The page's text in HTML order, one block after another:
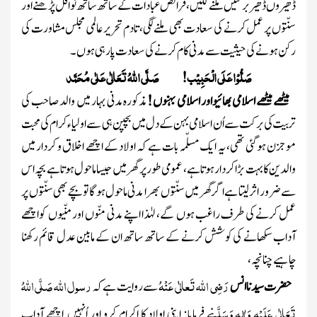
ڈھیروں ڈھیر برکتیں ملنے لگیں ، فرائض عبادات کے ساتھ ساتھ نوافل پڑھنے اور
سنّتوں پر عمل کرنے کی سعادت بھی ملنے لگی، تادم تحریر عالمی مجلس مشاورت کی
رکن ہونے کی حیثیت سے مدنی کام کرنے کی سعادت پا رہی ہوں۔
صَلُّوْا عَلَی الْحَبِیْب! صَلَّی اللہُ تَعَالٰی عَلٰی مُحَمَّد
میٹھے میٹھے اسلامی بھائیواور اسلامی بہنوں !مذکورہ مدنی بہار میں والد صاحب کی
تربیت کی برکت سے اُن اسلامی بہن کے دل میں بچپن ہی سے اولیا ءکرام کی محبت
موجزن ہو گئی تھی، یہ ایک مسلّمہ بات ہے کہ اولاد کے اچھے اخلاق و کردار میں
والدین کابہت بڑا کردار ہوتا ہے، عمومی طور پر گھر میں جیسا ماحول ہوتا ہے بچہ اس
سے ضرور اثر لیتا ہے اگر گھر میں سنّتوں بھرا مدنی ماحول ہو گا تو بچے بھی سنّتوں پر
عمل کرنے کی طرف راغب ہوں گے، لہٰذا اپنے مدنی منّوں اور منّیوں کواچھے
آداب سکھانے کی کوشش کرنے کے ساتھ ساتھ ان کے مابین عدل قائم رکھنا
چاہیے چنانچہ،
حضرت سیدناانسرَضِی اللہ تَعالٰی عَنْہُسے روایت ہے کہرسول اللہصَلَّی اللہُ